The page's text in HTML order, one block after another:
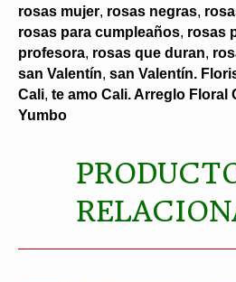
rosas mujer, rosas negras,
rosas para cumpleaños, rosas
profesora, rosas que duran,
san Valentín, san Valentín.
Cali, te amo Cali. Arreglo Floral
Yumbo